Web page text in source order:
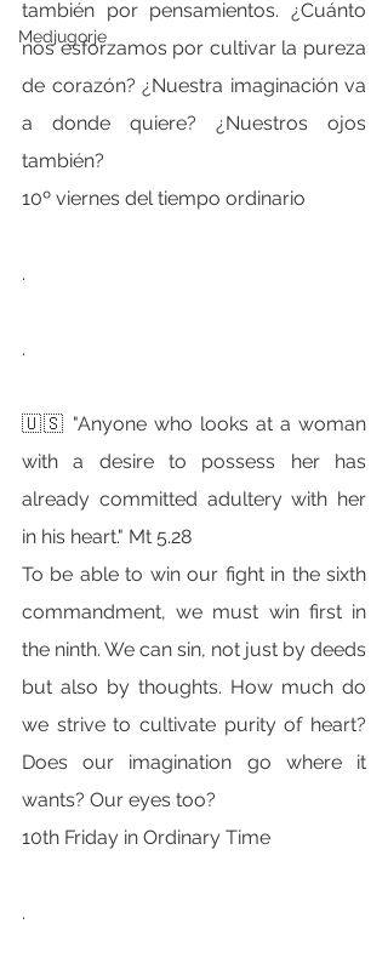
Medjugorje
también por pensamientos. ¿Cuánto
nos esforzamos por cultivar la pureza
de corazón? ¿Nuestra imaginación va
a donde quiere? ¿Nuestros ojos
también?
10º viernes del tiempo ordinario
.
.
🇺🇸 "Anyone who looks at a woman
with a desire to possess her has
already committed adultery with her
in his heart." Mt 5.28
To be able to win our fight in the sixth
commandment, we must win first in
the ninth. We can sin, not just by deeds
but also by thoughts. How much do
we strive to cultivate purity of heart?
Does our imagination go where it
wants? Our eyes too?
10th Friday in Ordinary Time
.